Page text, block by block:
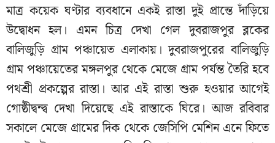
মাত্র কয়েক ঘণ্টার ব্যবধানে একই রাস্তা দুই প্রান্তে দাঁড়িয়ে
উদ্বোধন হল। এমন চিত্র দেখা গেল দুবরাজপুর ব্লকের
বালিজুড়ি গ্রাম পঞ্চায়েত এলাকায়। দুবরাজপুরের বালিজুড়ি
গ্রাম পঞ্চায়েতের মঙ্গলপুর থেকে মেজে গ্রাম পর্যন্ত তৈরি হবে
পথশ্রী প্রকল্পের রাস্তা। আর এই রাস্তা শুরু হওয়ার আগেই
গোষ্ঠীদ্বন্দ্ব দেখা দিয়েছে এই রাস্তাকে ঘিরে। আজ রবিবার
সকালে মেজে গ্রামের দিক থেকে জেসিপি মেশিন এনে ফিতে